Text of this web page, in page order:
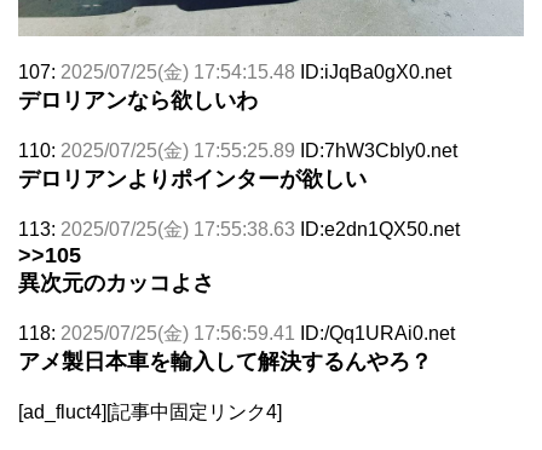
107: 2025/07/25(金) 17:54:15.48 ID:iJqBa0gX0.net
デロリアンなら欲しいわ
110: 2025/07/25(金) 17:55:25.89 ID:7hW3Cbly0.net
デロリアンよりポインターが欲しい
113: 2025/07/25(金) 17:55:38.63 ID:e2dn1QX50.net
>>105
異次元のカッコよさ
118: 2025/07/25(金) 17:56:59.41 ID:/Qq1URAi0.net
アメ製日本車を輸入して解決するんやろ？
[ad_fluct4][記事中固定リンク4]